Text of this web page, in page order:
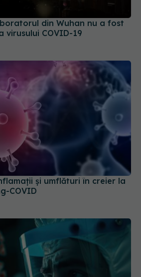
și umflături în creier la
COVID